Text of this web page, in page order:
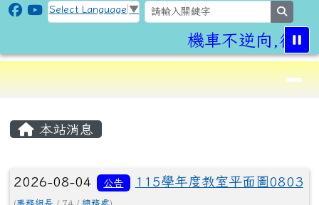
跳至主內容區
CLPS Site
Select Language ▼
機車不逆向,行車
⏸
導覽列
本站消息
文章列表
2026-08-04 公告 115學年度教室平面圖0803